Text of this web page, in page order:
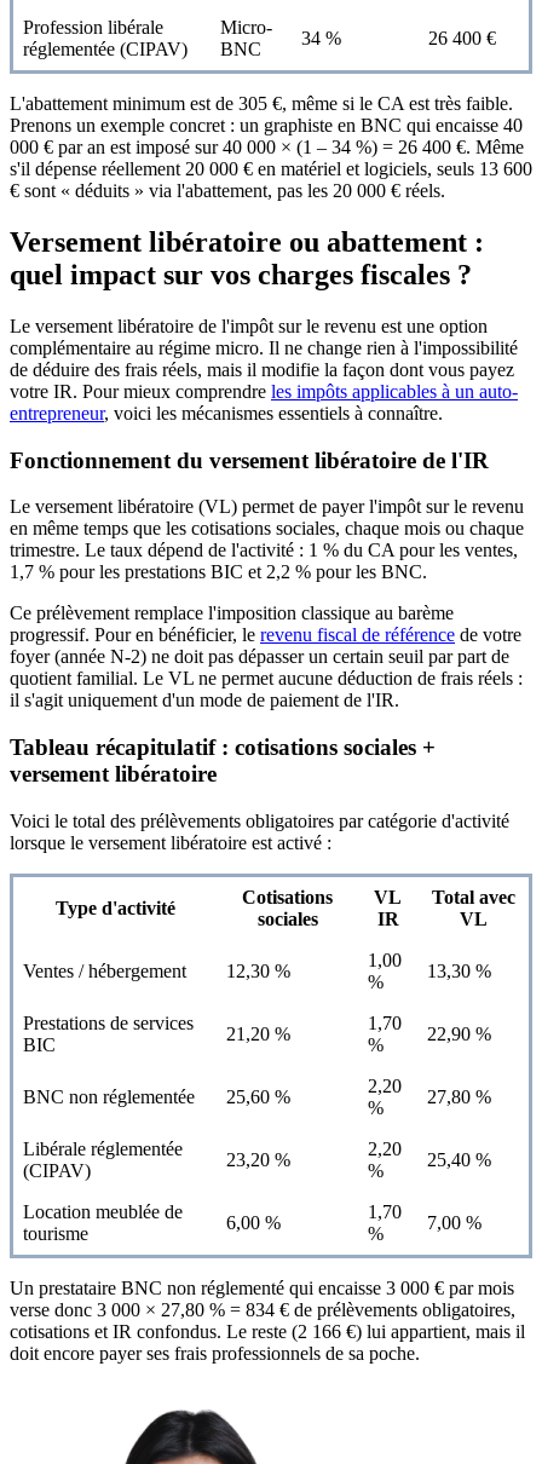
Profession libérale
réglementée (CIPAV)
Micro-
BNC
34 % 26 400 €
L'abattement minimum est de 305 €, même si le CA est très faible.
Prenons un exemple concret : un graphiste en BNC qui encaisse 40
000 € par an est imposé sur 40 000 × (1 – 34 %) = 26 400 €. Même
s'il dépense réellement 20 000 € en matériel et logiciels, seuls 13 600
€ sont « déduits » via l'abattement, pas les 20 000 € réels.
Versement libératoire ou abattement :
quel impact sur vos charges fiscales ?
Le versement libératoire de l'impôt sur le revenu est une option
complémentaire au régime micro. Il ne change rien à l'impossibilité
de déduire des frais réels, mais il modifie la façon dont vous payez
votre IR. Pour mieux comprendre les impôts applicables à un auto-
entrepreneur, voici les mécanismes essentiels à connaître.
Fonctionnement du versement libératoire de l'IR
Le versement libératoire (VL) permet de payer l'impôt sur le revenu
en même temps que les cotisations sociales, chaque mois ou chaque
trimestre. Le taux dépend de l'activité : 1 % du CA pour les ventes,
1,7 % pour les prestations BIC et 2,2 % pour les BNC.
Ce prélèvement remplace l'imposition classique au barème
progressif. Pour en bénéficier, le revenu fiscal de référence de votre
foyer (année N-2) ne doit pas dépasser un certain seuil par part de
quotient familial. Le VL ne permet aucune déduction de frais réels :
il s'agit uniquement d'un mode de paiement de l'IR.
Tableau récapitulatif : cotisations sociales +
versement libératoire
Voici le total des prélèvements obligatoires par catégorie d'activité
lorsque le versement libératoire est activé :
Type d'activité
Cotisations
sociales
VL
IR
Total avec
VL
Ventes / hébergement 12,30 %
1,00
%
13,30 %
Prestations de services
BIC
21,20 %
1,70
%
22,90 %
BNC non réglementée 25,60 %
2,20
%
27,80 %
Libérale réglementée
(CIPAV)
23,20 %
2,20
%
25,40 %
Location meublée de
tourisme
6,00 %
1,70
%
7,00 %
Un prestataire BNC non réglementé qui encaisse 3 000 € par mois
verse donc 3 000 × 27,80 % = 834 € de prélèvements obligatoires,
cotisations et IR confondus. Le reste (2 166 €) lui appartient, mais il
doit encore payer ses frais professionnels de sa poche.